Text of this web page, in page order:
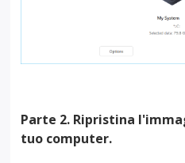
Parte 2. Ripristina
tuo computer.